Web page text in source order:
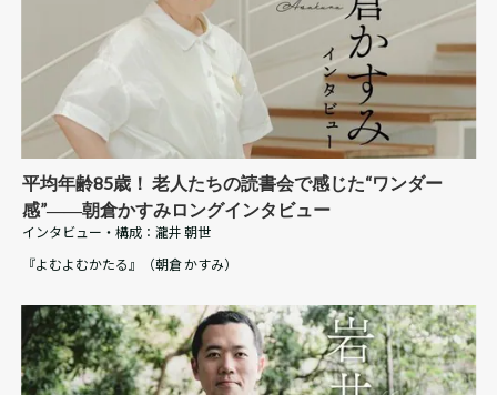
平均年齢85歳！ 老人たちの読書会で感じた“ワンダー
感”――朝倉かすみロングインタビュー
インタビュー・構成： 瀧井 朝世
『よむよむかたる』（朝倉 かすみ）